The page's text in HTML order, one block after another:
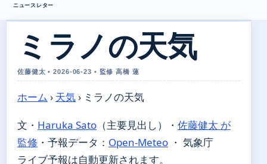
ニュースレター
ミラノの天気
佐藤健太 • 2026-06-23 • 監修 高橋 蓮
ホーム › 天気› ミラノの天気
文・ Haruka Sato （主要見出し） ・ 佐藤健太 が
監修 ・ 予報データ： Open-Meteo ・ 気象庁
ライブ予報は自動更新されます。